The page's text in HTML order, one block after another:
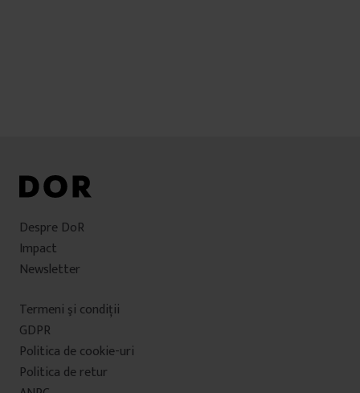
Despre DoR
Impact
Newsletter
Termeni şi condiţii
GDPR
Politica de cookie-uri
Politica de retur